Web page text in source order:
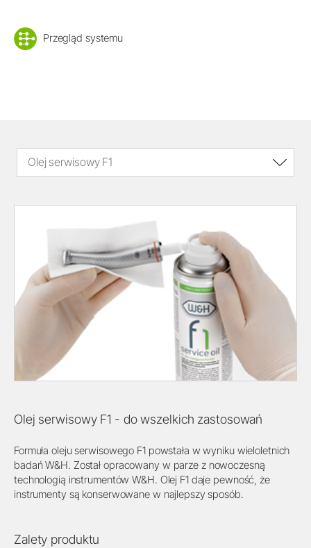
Przegląd systemu
Olej serwisowy F1
Olej serwisowy F1 - do wszelkich zastosowań
Formuła oleju serwisowego F1 powstała w wyniku wieloletnich
badań W&H. Został opracowany w parze z nowoczesną
technologią instrumentów W&H. Olej F1 daje pewność, że
instrumenty są konserwowane w najlepszy sposób.
Zalety produktu